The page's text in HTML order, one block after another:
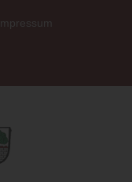
Impressum